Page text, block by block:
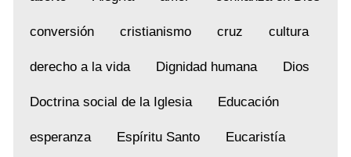
conversión cristianismo cruz cultura
derecho a la vida Dignidad humana Dios
Doctrina social de la Iglesia Educación
esperanza Espíritu Santo Eucaristía